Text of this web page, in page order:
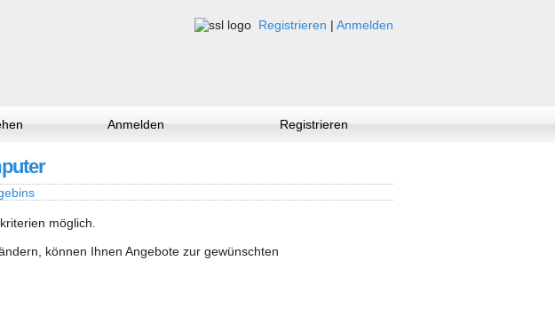
Registrieren | Anmelden
Anmelden Registrieren
möglich.
können Ihnen Angebote zur gewünschten